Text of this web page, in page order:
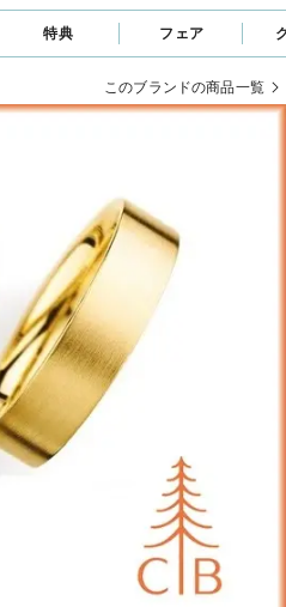
特典 フェア
このブランドの商品一覧